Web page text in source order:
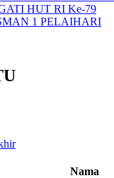
HUT RI Ke-79
1 PELAIHARI
Nama